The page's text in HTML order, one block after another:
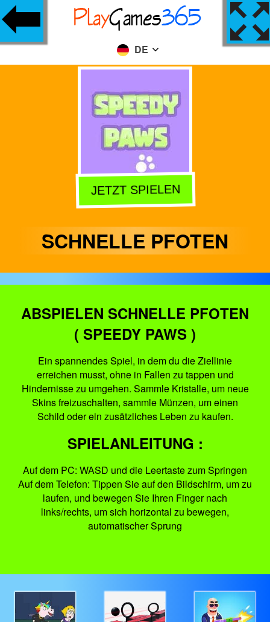
DE
JETZT SPIELEN
SCHNELLE PFOTEN
ABSPIELEN SCHNELLE PFOTEN
( SPEEDY PAWS )
Ein spannendes Spiel, in dem du die Ziellinie
erreichen musst, ohne in Fallen zu tappen und
Hindernisse zu umgehen. Sammle Kristalle, um neue
Skins freizuschalten, sammle Münzen, um einen
Schild oder ein zusätzliches Leben zu kaufen.
SPIELANLEITUNG :
Auf dem PC: WASD und die Leertaste zum Springen
Auf dem Telefon: Tippen Sie auf den Bildschirm, um zu
laufen, und bewegen Sie Ihren Finger nach
links/rechts, um sich horizontal zu bewegen,
automatischer Sprung